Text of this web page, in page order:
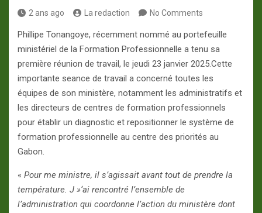
2 ans ago La redaction No Comments
Phillipe Tonangoye, récemment nommé au portefeuille
ministériel de la Formation Professionnelle a tenu sa
première réunion de travail, le jeudi 23 janvier 2025.Cette
importante seance de travail a concerné toutes les
équipes de son ministère, notamment les administratifs et
les directeurs de centres de formation professionnels
pour établir un diagnostic et repositionner le système de
formation professionnelle au centre des priorités au
Gabon.
« Pour me ministre, il s’agissait avant tout de prendre la
température. J »‘ai rencontré l’ensemble de
l’administration qui coordonne l’action du ministère dont